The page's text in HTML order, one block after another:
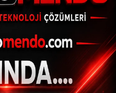
uçak sefer ilavesi